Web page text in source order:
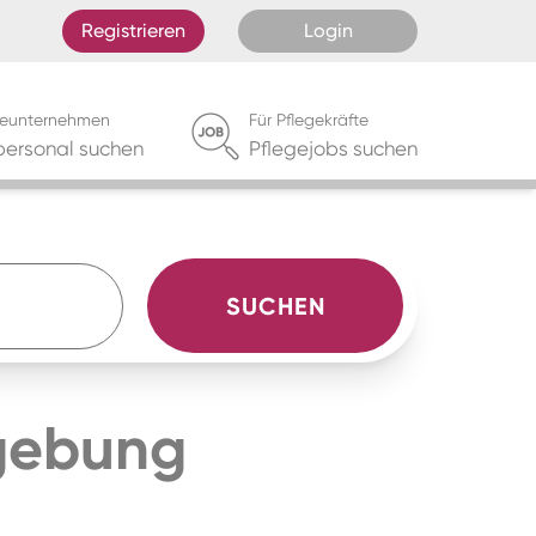
Registrieren Login
suchen
Für Pflegekräfte
Pflegejobs suchen
SUCHEN